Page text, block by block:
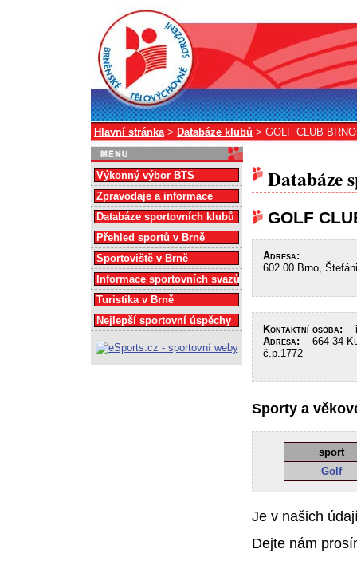
Hlavní stránka> Databáze klubů > GOLF CLUB BRNO
Databáze
GOLF
Adresa:
602 00 Brno,
Kontaktní osoba:
Adresa: 664 34
č.p.1772
Sporty a
sport
Golf
Je v našich
Dejte nám
Výkonný výbor BTS
Zpravodaje a informace
Databáze sportovních klubů
Přehled sportů v Brně
Sportoviště v Brně
Informace sportovních svazů
Turistika v Brně
Nejlepší sportovní úspěchy